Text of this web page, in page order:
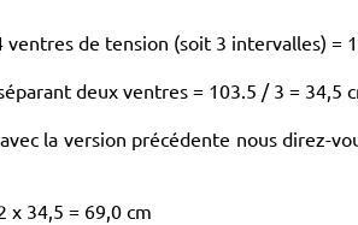
ventres de tension (soit 3 intervalles) =
deux ventres = 103.5 / 3 = 34,5
la version précédente nous direz-
x 34,5 = 69,0 cm